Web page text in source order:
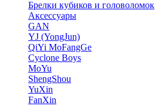
Брелки кубиков и головоломок
Аксессуары
GAN
YJ (YongJun)
QiYi MoFangGe
Cyclone Boys
MoYu
ShengShou
YuXin
FanXin